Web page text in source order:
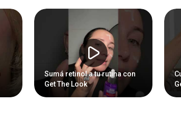
Sumá retinol a tu rutina con
Get The Look